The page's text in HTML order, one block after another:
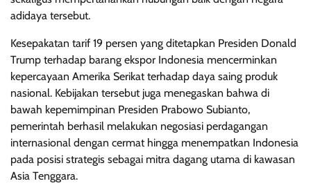
adidaya tersebut.
Kesepakatan tarif 19 persen yang ditetapkan Presiden Donald
Trump terhadap barang ekspor Indonesia mencerminkan
kepercayaan Amerika Serikat terhadap daya saing produk
nasional. Kebijakan tersebut juga menegaskan bahwa di
bawah kepemimpinan Presiden Prabowo Subianto,
pemerintah berhasil melakukan negosiasi perdagangan
internasional dengan cermat hingga menempatkan Indonesia
pada posisi strategis sebagai mitra dagang utama di kawasan
Asia Tenggara.